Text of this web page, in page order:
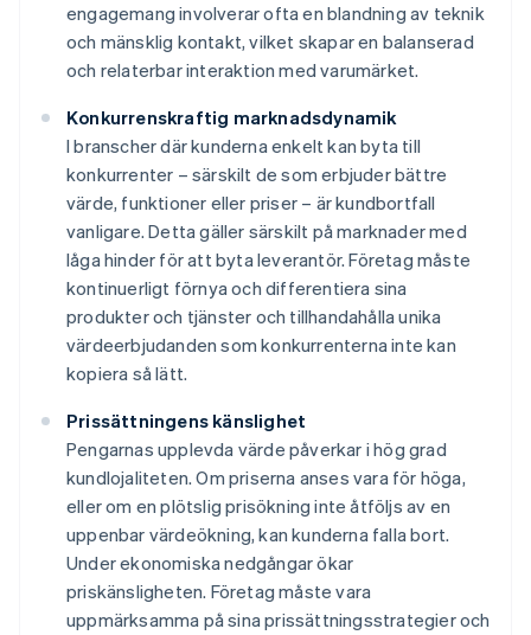
engagemang involverar ofta en blandning av teknik
och mänsklig kontakt, vilket skapar en balanserad
och relaterbar interaktion med varumärket.
Konkurrenskraftig marknadsdynamik
I branscher där kunderna enkelt kan byta till
konkurrenter – särskilt de som erbjuder bättre
värde, funktioner eller priser – är kundbortfall
vanligare. Detta gäller särskilt på marknader med
låga hinder för att byta leverantör. Företag måste
kontinuerligt förnya och differentiera sina
produkter och tjänster och tillhandahålla unika
värdeerbjudanden som konkurrenterna inte kan
kopiera så lätt.
Prissättningens känslighet
Pengarnas upplevda värde påverkar i hög grad
kundlojaliteten. Om priserna anses vara för höga,
eller om en plötslig prisökning inte åtföljs av en
uppenbar värdeökning, kan kunderna falla bort.
Under ekonomiska nedgångar ökar
priskänsligheten. Företag måste vara
uppmärksamma på sina prissättningsstrategier och